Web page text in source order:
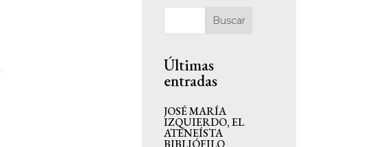
Buscar
Últimas
entradas
JOSÉ MARÍA
IZQUIERDO, EL
ATENEÍSTA
BIBLIÓFILO